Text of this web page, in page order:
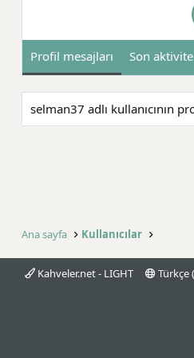
Profil mesajları Son aktivite
selman37 adlı kullanıcının
Ana sayfa Kullanıcılar
Kahveler.net - LIGHT Türkçe